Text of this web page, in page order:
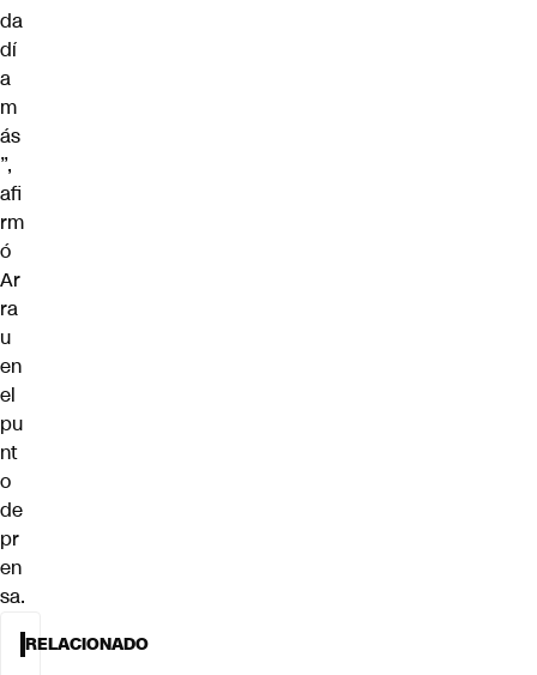
da
dí
a
m
ás
”,
afi
rm
ó
Ar
ra
u
en
el
pu
nt
o
de
pr
en
sa.
RELACIONADO